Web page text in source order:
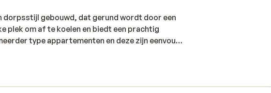
dorpsstijl gebouwd, dat gerund wordt door een
plek om af te koelen en biedt een prachtig
type appartementen en deze zijn eenvoudig
het terras van het restaurant kun je genieten van
kopje koffie. Wil je het eiland gaan verkennen?
is het de ideale uitvalsbasis om alles te